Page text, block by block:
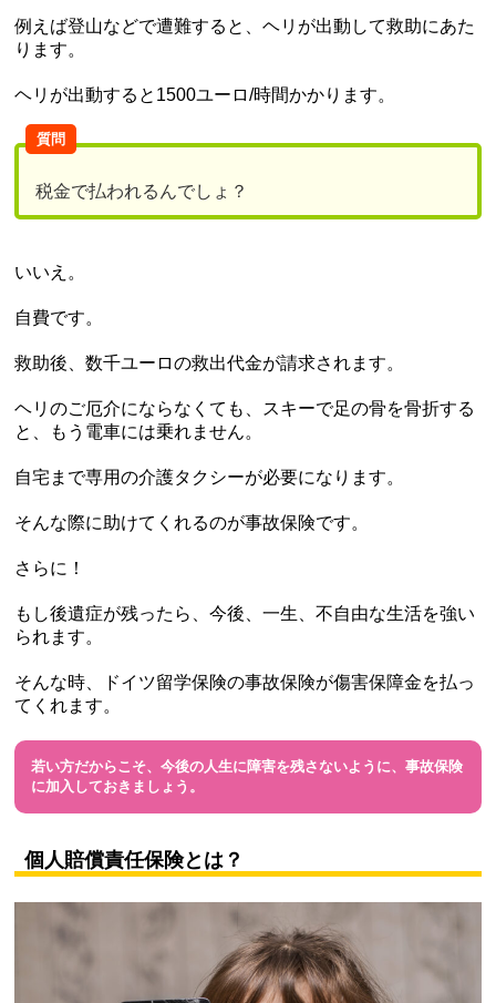
例えば登山などで遭難すると、ヘリが出動して救助にあた
ります。
ヘリが出動すると1500ユーロ/時間かかります。
質問
税金で払われるんでしょ？
いいえ。
自費です。
救助後、数千ユーロの救出代金が請求されます。
ヘリのご厄介にならなくても、スキーで足の骨を骨折する
と、もう電車には乗れません。
自宅まで専用の介護タクシーが必要になります。
そんな際に助けてくれるのが事故保険です。
さらに！
もし後遺症が残ったら、今後、一生、不自由な生活を強い
られます。
そんな時、ドイツ留学保険の事故保険が傷害保障金を払っ
てくれます。
若い方だからこそ、今後の人生に障害を残さないように、事故保険
に加入しておきましょう。
個人賠償責任保険とは？